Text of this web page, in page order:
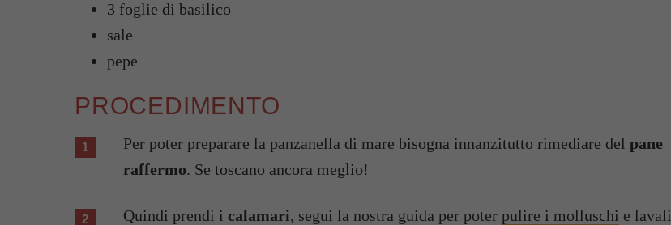
3 foglie di basilico
sale
pepe
PROCEDIMENTO
Per poter preparare la panzanella di mare bisogna innanzitutto rimediare del pane
raffermo. Se toscano ancora meglio!
Quindi prendi i calamari, segui la nostra guida per poter pulire i molluschi e lavali